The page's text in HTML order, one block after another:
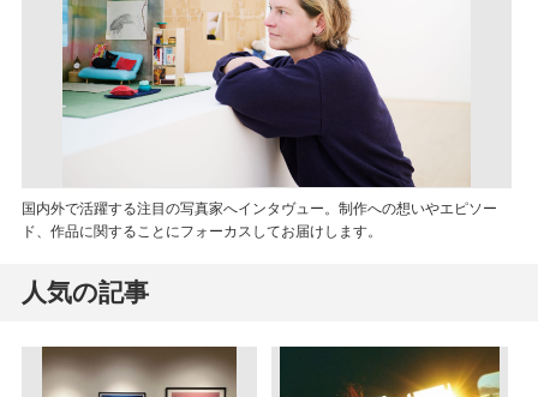
国内外で活躍する注目の写真家へインタヴュー。制作への想いやエピソー
ド、作品に関することにフォーカスしてお届けします。
人気の記事